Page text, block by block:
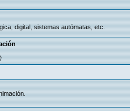
digital, sistemas autómatas, etc.